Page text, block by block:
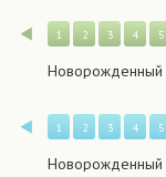
Назад
1 2 3 4 5
Новорожденный
Назад
1 2 3 4 5
Новорожденный